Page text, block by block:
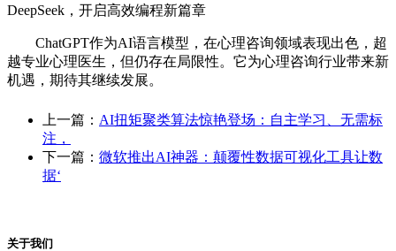
DeepSeek，开启高效编程新篇章
ChatGPT作为AI语言模型，在心理咨询领域表现出色，超
越专业心理医生，但仍存在局限性。它为心理咨询行业带来新
机遇，期待其继续发展。
上一篇： AI扭矩聚类算法惊艳登场：自主学习、无需标
注，
下一篇： 微软推出AI神器：颠覆性数据可视化工具让数
据‘
关于我们